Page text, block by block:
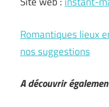
Romantiques lieux
nos suggestions
A découvrir